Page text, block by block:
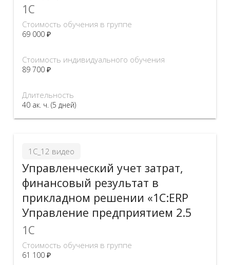
1C
Стоимость обучения в группе
69 000 ₽
Стоимость индивидуального обучения
89 700 ₽
Длительность
40 ак. ч. (5 дней)
1С_12 видео
Управленческий учет затрат,
финансовый результат в
прикладном решении «1С:ERP
Управление предприятием 2.5
1C
Стоимость обучения в группе
61 100 ₽